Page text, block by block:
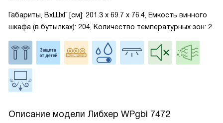
Габариты, ВxШxГ [см]: 201.3 х 69.7 х 76.4, Емкость винного
шкафа (в бутылках): 204, Количество температурных зон: 2
Описание модели Либхер WPgbi 7472